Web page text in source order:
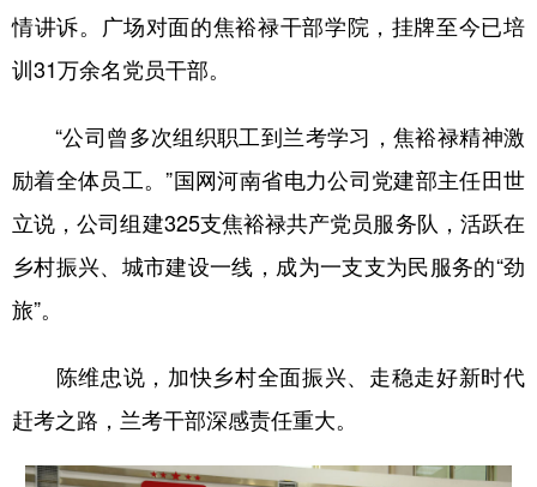
情讲诉。广场对面的焦裕禄干部学院，挂牌至今已培
训31万余名党员干部。
“公司曾多次组织职工到兰考学习，焦裕禄精神激
励着全体员工。”国网河南省电力公司党建部主任田世
立说，公司组建325支焦裕禄共产党员服务队，活跃在
乡村振兴、城市建设一线，成为一支支为民服务的“劲
旅”。
陈维忠说，加快乡村全面振兴、走稳走好新时代
赶考之路，兰考干部深感责任重大。